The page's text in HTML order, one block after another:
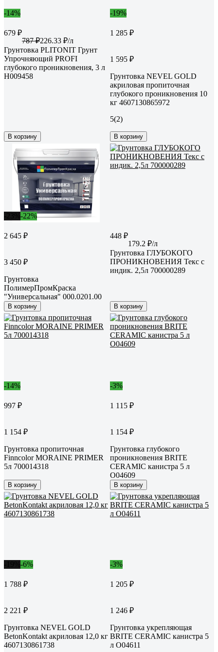
-14%
679 ₽
787 ₽226.33 ₽/л
Грунтовка PLITONIT Грунт
Упрочняющий PROFI
глубокого проникновения, 3 л
Н009458
В корзину
-19%
1 285 ₽
1 595 ₽
Грунтовка NEVEL GOLD
акриловая пропиточная
глубокого проникновения 10
кг 4607130865972
5(2)
В корзину
-22%
2 645 ₽
3 450 ₽
Грунтовка
ПолимерПромКраска
"Универсальная" 000.0201.00
В корзину
448 ₽
179.2 ₽/л
Грунтовка ГЛУБОКОГО
ПРОНИКНОВЕНИЯ Текс с
индик. 2,5л 700000289
В корзину
-14%
997 ₽
1 154 ₽
Грунтовка пропиточная
Finncolor MORAINE PRIMER
5л 700014318
В корзину
-3%
1 115 ₽
1 154 ₽
Грунтовка глубокого
проникновения BRITE
CERAMIC канистра 5 л
О04609
В корзину
-6%
1 788 ₽
2 221 ₽
Грунтовка NEVEL GOLD
BetonKontakt акриловая 12,0 кг
4607130861738
-3%
1 205 ₽
1 246 ₽
Грунтовка укрепляющая
BRITE CERAMIC канистра 5
л О04611